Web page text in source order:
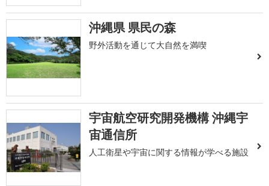
沖縄県 県民の森
野外活動を通じて大自然を満喫
宇宙航空研究開発機構 沖縄宇
宙通信所
人工衛星や宇宙に関する情報が学べる施設